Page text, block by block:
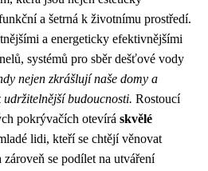
a šetrná k životnímu prostředí.
a energeticky efektivnějšími
systémů pro sběr dešťové vody
nejen zkrášlují naše domy a
budoucnosti. Rostoucí
pokrývačích otevírá skvělé
lidi, kteří se chtějí věnovat
se podílet na utváření